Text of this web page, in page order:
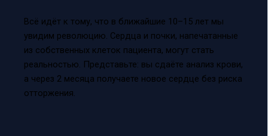
Всё идёт к тому, что в ближайшие 10–15 лет мы
увидим революцию. Сердца и почки, напечатанные
из собственных клеток пациента, могут стать
реальностью. Представьте: вы сдаёте анализ крови,
а через 2 месяца получаете новое сердце без риска
отторжения.